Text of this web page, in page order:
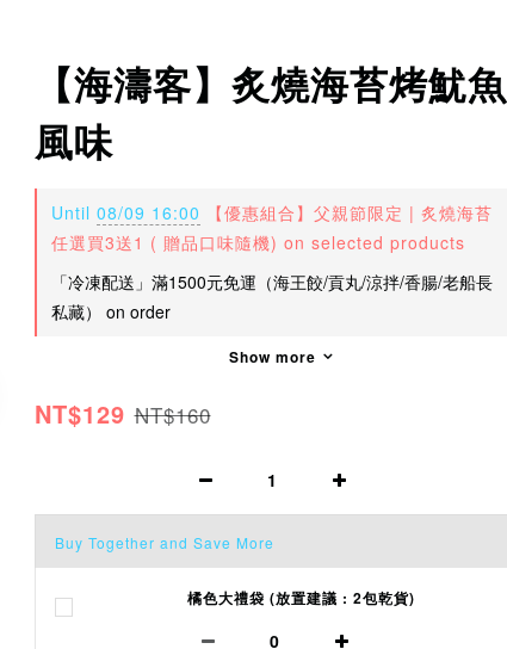
【海濤客】炙燒海苔烤魷魚
風味
Until 08/09 16:00 【優惠組合】父親節限定 | 炙燒海苔
任選買3送1 ( 贈品口味隨機) on selected products
「冷凍配送」滿1500元免運（海王餃/貢丸/涼拌/香腸/老船長
私藏） on order
Show more
NT$129 NT$160
Buy Together and Save More
橘色大禮袋 (放置建議 : 2包乾貨)